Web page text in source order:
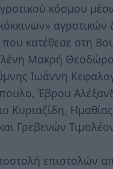
κόσμου
κατέθεσε στη
Μακρή
Ιωάννη
Έβρου
Κυριαζίδη,
Γρεβενών
επιστολών